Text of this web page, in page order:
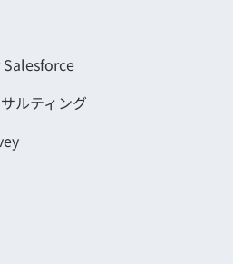
Salesforce
ルティング